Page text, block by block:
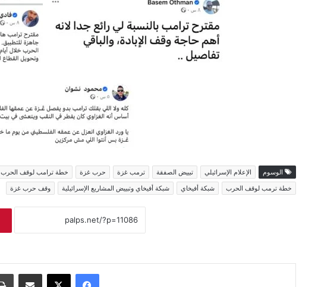
الوسوم الإعلام الإسرائيلي تبييض الصفقة ترمب غزة حرب غزة خطة ترامب لوقف الحرب
خطة ترمب لوقف الحرب
شبكة أفيخاي شبكة أفيخاي وتبييض المشاريع الإسرائيلية وقف حرب غزة
فيسبوك ‫X مشاركة عبر البريد